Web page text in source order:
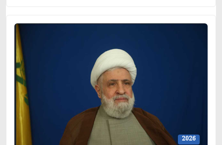
2026